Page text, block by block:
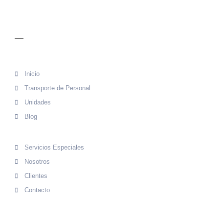
Inicio
Transporte de Personal
Unidades
Blog
Servicios Especiales
Nosotros
Clientes
Contacto